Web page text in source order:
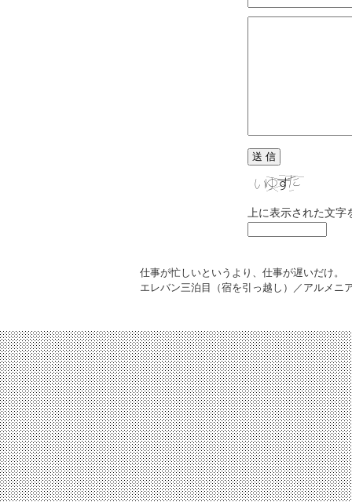
上に表示された文
仕事が忙しいというより、仕事が遅いだけ。
エレバン三泊目（宿を引っ越し）／アルメニ